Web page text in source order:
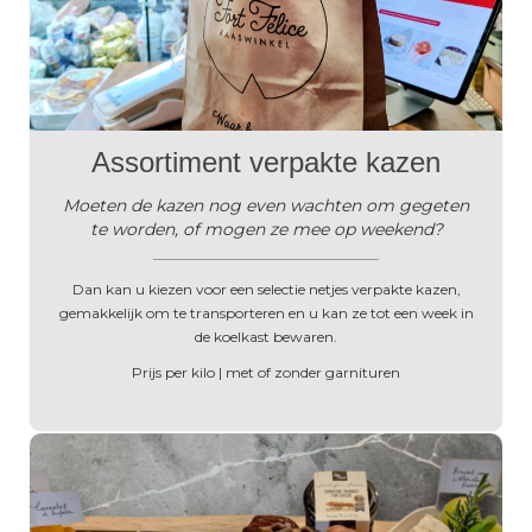
Assortiment verpakte kazen
Moeten de kazen nog even wachten om gegeten
te worden, of mogen ze mee op weekend?
Dan kan u kiezen voor een selectie netjes verpakte kazen,
gemakkelijk om te transporteren en u kan ze tot een week in
de koelkast bewaren.
Prijs per kilo | met of zonder garnituren